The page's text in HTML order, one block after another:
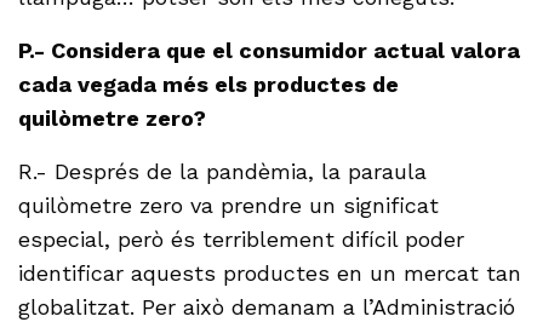
P.- Considera que el consumidor actual valora
cada vegada més els productes de
quilòmetre zero?
R.- Després de la pandèmia, la paraula
quilòmetre zero va prendre un significat
especial, però és terriblement difícil poder
identificar aquests productes en un mercat tan
globalitzat. Per això demanam a l’Administració